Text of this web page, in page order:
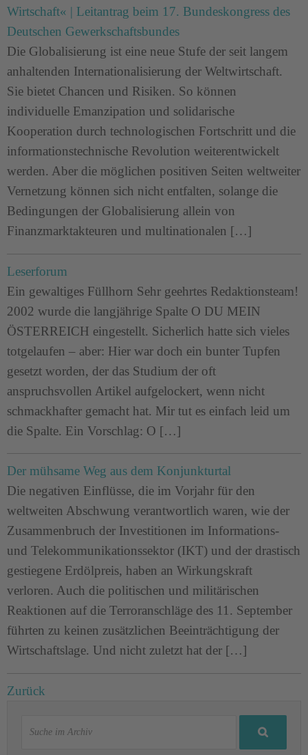
Wirtschaft« | Leitantrag beim 17. Bundeskongress des
Deutschen Gewerkschaftsbundes
Die Globalisierung ist eine neue Stufe der seit langem
anhaltenden Internationalisierung der Weltwirtschaft.
Sie bietet Chancen und Risiken. So können
individuelle Emanzipation und solidarische
Kooperation durch technologischen Fortschritt und die
informationstechnische Revolution weiterentwickelt
werden. Aber die möglichen positiven Seiten weltweiter
Vernetzung können sich nicht entfalten, solange die
Bedingungen der Globalisierung allein von
Finanzmarktakteuren und multinationalen […]
Leserforum
Ein gewaltiges Füllhorn Sehr geehrtes Redaktionsteam!
2002 wurde die langjährige Spalte O DU MEIN
ÖSTERREICH eingestellt. Sicherlich hatte sich vieles
totgelaufen – aber: Hier war doch ein bunter Tupfen
gesetzt worden, der das Studium der oft
anspruchsvollen Artikel aufgelockert, wenn nicht
schmackhafter gemacht hat. Mir tut es einfach leid um
die Spalte. Ein Vorschlag: O […]
Der mühsame Weg aus dem Konjunkturtal
Die negativen Einflüsse, die im Vorjahr für den
weltweiten Abschwung verantwortlich waren, wie der
Zusammenbruch der Investitionen im Informations-
und Telekommunikationssektor (IKT) und der drastisch
gestiegene Erdölpreis, haben an Wirkungskraft
verloren. Auch die politischen und militärischen
Reaktionen auf die Terroranschläge des 11. September
führten zu keinen zusätzlichen Beeinträchtigung der
Wirtschaftslage. Und nicht zuletzt hat der […]
Zurück